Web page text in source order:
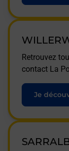
Retrouvez
contact La
Je